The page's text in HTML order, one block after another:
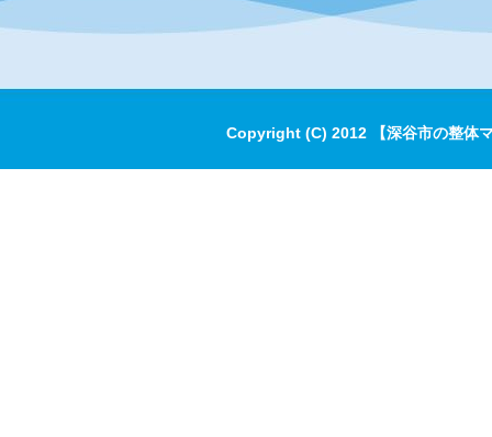
Copyright (C) 2012 【深谷市の整体